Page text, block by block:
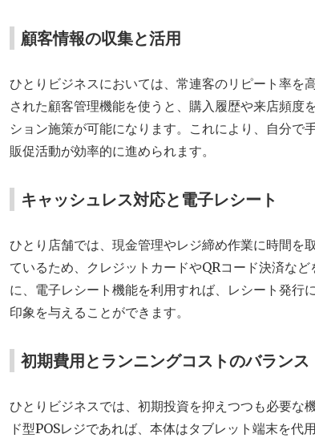
顧客情報の収集と活用
ひとりビジネスにおいては、常連客のリピート率を
された顧客管理機能を使うと、購入履歴や来店頻度
ション施策が可能になります。これにより、自分で
販促活動が効率的に進められます。
キャッシュレス対応と電子レシート
ひとり店舗では、現金管理やレジ締め作業に時間を
ているため、クレジットカードやQRコード決済な
に、電子レシート機能を利用すれば、レシート発行
印象を与えることができます。
初期費用とランニングコストのバランス
ひとりビジネスでは、初期投資を抑えつつも必要な
ド型POSレジであれば、本体はタブレット端末を